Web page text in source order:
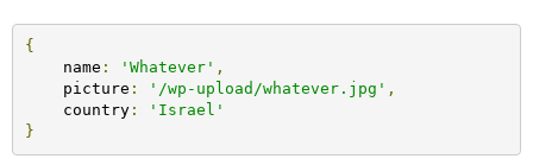
{
    name
: 'Whatever' ,
    picture
: '/wp-upload/whatever.jpg' ,
    country
:
'Israel'
}